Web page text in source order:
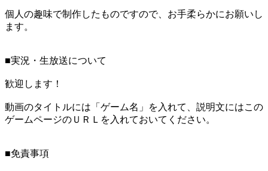
個人の趣味で制作したものですので、お手柔らかにお願いし
ます。
■実況・生放送について
歓迎します！
動画のタイトルには「ゲーム名」を入れて、説明文にはこの
ゲームページのＵＲＬを入れておいてください。
■免責事項